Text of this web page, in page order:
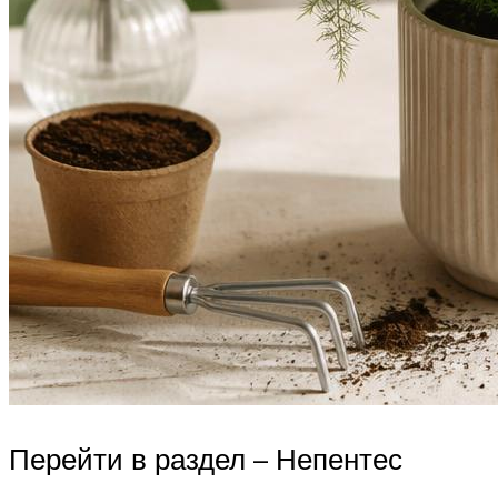
Перейти в раздел – Непентес